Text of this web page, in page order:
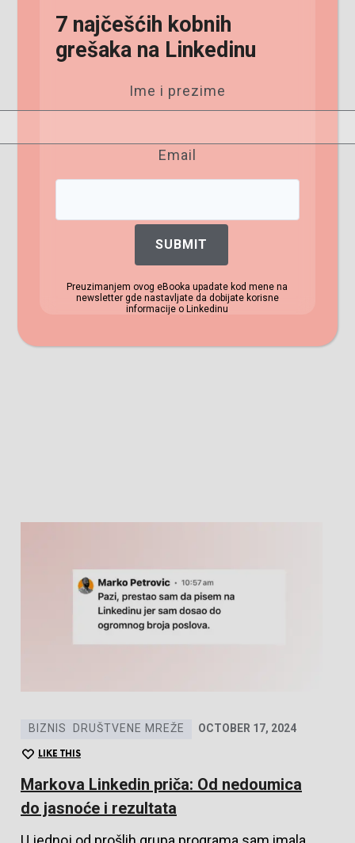
pisanje LinkedIn Articles
Ako poredimo Linkedin postove i Linkedin
glavih razloga je to što ne znaju koja je najbolja
praksa za pisanje Linkedin članaka i Linkedin
newsletter-a tako da…
Markova Linkedin priča: Od nedoumica
do jasnoće i rezultata
BIZNIS DRUŠTVENE MREŽE OCTOBER 17, 2024
LIKE THIS
7 najčešćih kobnih
grešaka na Linkedinu
Ime i prezime
Email
SUBMIT
Preuzimanjem ovog eBooka upadate kod mene na
newsletter gde nastavljate da dobijate korisne
informacije o Linkedinu